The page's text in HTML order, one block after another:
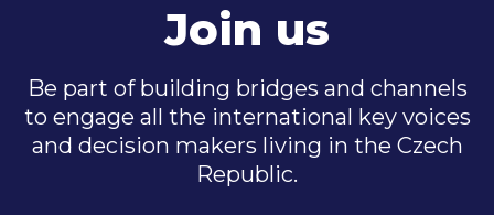
Join us
Be part of building bridges and channels
to engage all the international key voices
and decision makers living in the Czech
Republic.